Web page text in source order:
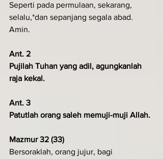
Seperti pada permulaan, sekarang,
selalu,*dan sepanjang segala abad.
Amin.
Ant. 2
Pujilah Tuhan yang adil, agungkanlah
raja kekal.
Ant. 3
Patutlah orang saleh memuji-muji Allah.
Mazmur 32 (33)
Bersoraklah, orang jujur, bagi